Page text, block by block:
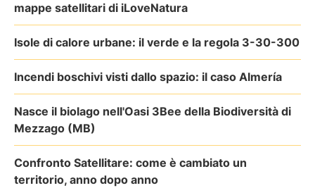
mappe satellitari di iLoveNatura
Isole di calore urbane: il verde e la regola 3-30-300
Incendi boschivi visti dallo spazio: il caso Almería
Nasce il biolago nell'Oasi 3Bee della Biodiversità di
Mezzago (MB)
Confronto Satellitare: come è cambiato un
territorio, anno dopo anno